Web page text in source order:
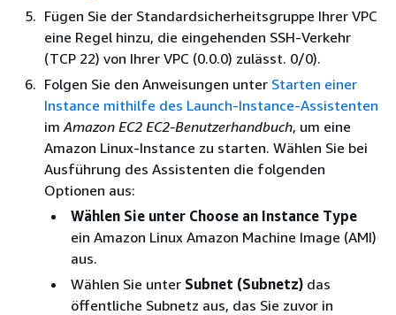
Fügen Sie der Standardsicherheitsgruppe Ihrer VPC
eine Regel hinzu, die eingehenden SSH-Verkehr
(TCP 22) von Ihrer VPC (0.0.0) zulässt. 0/0).
Folgen Sie den Anweisungen unter Starten einer
Instance mithilfe des Launch-Instance-Assistenten
im Amazon EC2 EC2-Benutzerhandbuch, um eine
Amazon Linux-Instance zu starten. Wählen Sie bei
Ausführung des Assistenten die folgenden
Optionen aus:
Wählen Sie unter Choose an Instance Type
ein Amazon Linux Amazon Machine Image (AMI)
aus.
Wählen Sie unter Subnet (Subnetz) das
öffentliche Subnetz aus, das Sie zuvor in